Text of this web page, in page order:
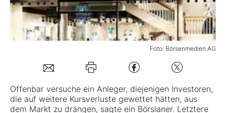
Mein B:O
Foto: Börsenmedien AG
Offenbar versuche ein Anleger, diejenigen Investoren,
die auf weitere Kursverluste gewettet hätten, aus
dem Markt zu drängen, sagte ein Börsianer. Letztere